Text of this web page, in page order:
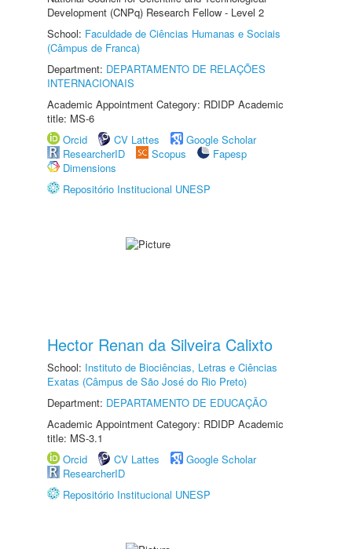
Development (CNPq) Research Fellow - Level 2
School: Faculdade de Ciências Humanas e Sociais
(Câmpus de Franca)
Department: DEPARTAMENTO DE RELAÇÕES
INTERNACIONAIS
Academic Appointment Category: RDIDP Academic
title: MS-6
Orcid
CV Lattes
Google Scholar
ResearcherID
Scopus
Fapesp
Dimensions
Repositório Institucional UNESP
Hector Renan da Silveira Calixto
School: Instituto de Biociências, Letras e Ciências
Exatas (Câmpus de São José do Rio Preto)
Department: DEPARTAMENTO DE EDUCAÇÃO
Academic Appointment Category: RDIDP Academic
title: MS-3.1
Orcid
CV Lattes
Google Scholar
ResearcherID
Repositório Institucional UNESP